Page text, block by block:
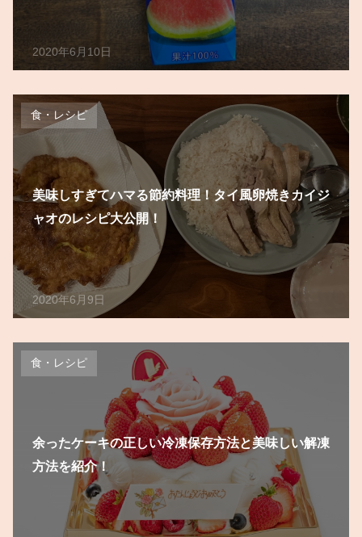
2020年6月10日
食・レシピ
2020年6月9日
美味しすぎてハマる節約料理！タイ風卵焼きカイジ
ャオのレシピ大公開！
食・レシピ
余ったケーキの正しい冷凍保存方法と美味しい解凍
方法を紹介！